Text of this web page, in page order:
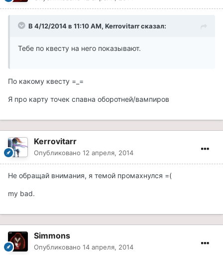
В 4/12/2014 в 11:10 AM, Kerrovitarr сказал:
Тебе по квесту на него показывают.
По какому квесту =_=
Я про карту точек спавна оборотней/вампиров
Kerrovitarr
Опубликовано 12 апреля, 2014
Не обращай внимания, я темой промахнулся =(
my bad.
Simmons
Опубликовано 14 апреля, 2014